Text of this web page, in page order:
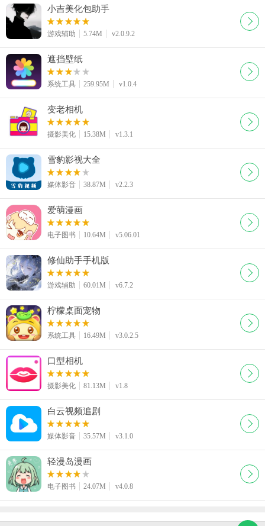
小吉美化包助手
游戏辅助 5.74M v2.0.9.2
遮挡壁纸
系统工具 259.95M v1.0.4
变老相机
摄影美化 15.38M v1.3.1
雪豹影视大全
媒体影音 38.87M v2.2.3
爱萌漫画
电子图书 10.64M v5.06.01
修仙助手手机版
游戏辅助 60.01M v6.7.2
柠檬桌面宠物
系统工具 16.49M v3.0.2.5
口型相机
摄影美化 81.13M v1.8
白云视频追剧
媒体影音 35.57M v3.1.0
轻漫岛漫画
电子图书 24.07M v4.0.8